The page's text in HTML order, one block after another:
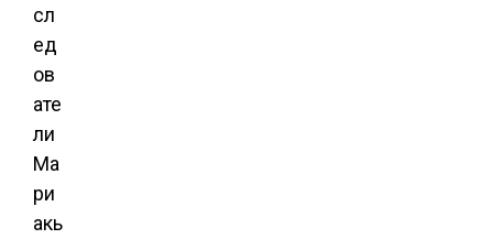
сл
ед
ов
ате
ли
Ма
ри
акь